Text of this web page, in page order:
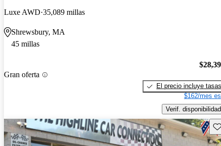
Luxe AWD 35,089 millas
Shrewsbury, MA
45 millas
Gran oferta
El precio incluye tasas
$162/mes
Verif. disponibilidad